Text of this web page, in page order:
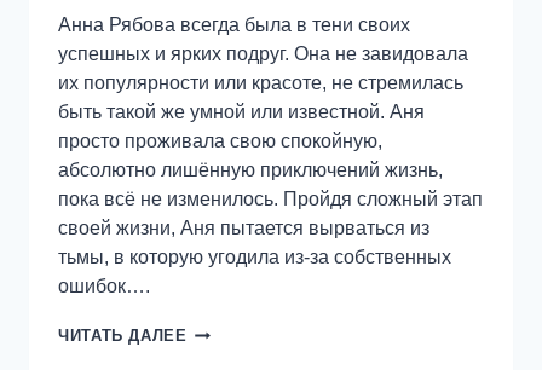
Анна Рябова всегда была в тени своих
успешных и ярких подруг. Она не завидовала
их популярности или красоте, не стремилась
быть такой же умной или известной. Аня
просто проживала свою спокойную,
абсолютно лишённую приключений жизнь,
пока всё не изменилось. Пройдя сложный этап
своей жизни, Аня пытается вырваться из
тьмы, в которую угодила из-за собственных
ошибок….
ЧИТАТЬ ДАЛЕЕ ВКУС